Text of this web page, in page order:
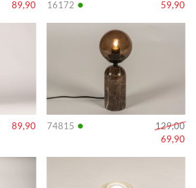
89,90 16172 • 59,90
89,90 74815 •
129,00
69,90
Info
Info